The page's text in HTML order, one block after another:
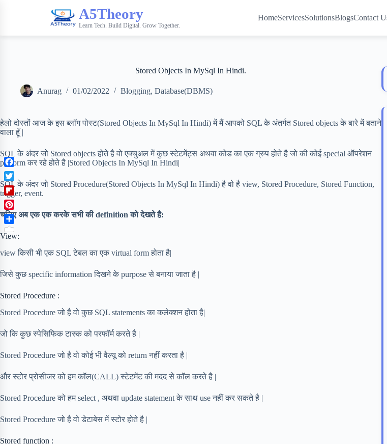
A5Theory
Learn Tech. Build Digital. Grow Together.
HomeServicesSolutionsBlogsContact
Stored Objects In MySql In Hindi.
Anurag 01/02/2022 Blogging, Database(DBMS)
हेलो दोस्तों आज के इस ब्लॉग पोस्ट(Stored Objects In MySql In Hindi) में मैं आपको SQL के अंतर्गत Stored objects के बारे में बताने
वाला हूँ |
SQL के अंदर जो Stored objects होते है वो एक्चुअल में कुछ स्टेटमेंट्स अथवा कोड का एक ग्रुप होते है जो की कोई special ऑपरेशन
perform कर रहे होते है |Stored Objects In MySql In Hindi|
SQL के अंदर जो Stored Procedure(Stored Objects In MySql In Hindi) है वो है view, Stored Procedure, Stored Function,
trigger, event.
चलिए अब एक एक करके सभी की definition को देखते है:
View:
view किसी भी एक SQL टेबल का एक virtual form होता है|
जिसे कुछ specific information दिखने के purpose से बनाया जाता है |
Stored Procedure :
Stored Procedure जो है वो कुछ SQL statements का कलेक्शन होता है|
जो कि कुछ स्पेसिफिक टास्क को परफॉर्म करते है |
Stored Procedure जो है वो कोई भी वैल्यू को return नहीं करता है |
और स्टोर प्रोसीजर को हम कॉल(CALL) स्टेटमेंट की मदद से कॉल करते है |
Stored Procedure को हम select , अथवा update statement के साथ use नहीं कर सकते है |
Stored Procedure जो है वो डेटाबेस में स्टोर होते है |
Stored function :
F
a
c
e
b
o
o
T
w
i
t
t
e
F
l
p
b
o
r
P
i
n
e
e
t
S
h
a
e